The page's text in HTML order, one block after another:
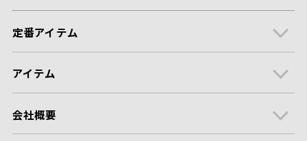
定番アイテム
アイテム
会社概要